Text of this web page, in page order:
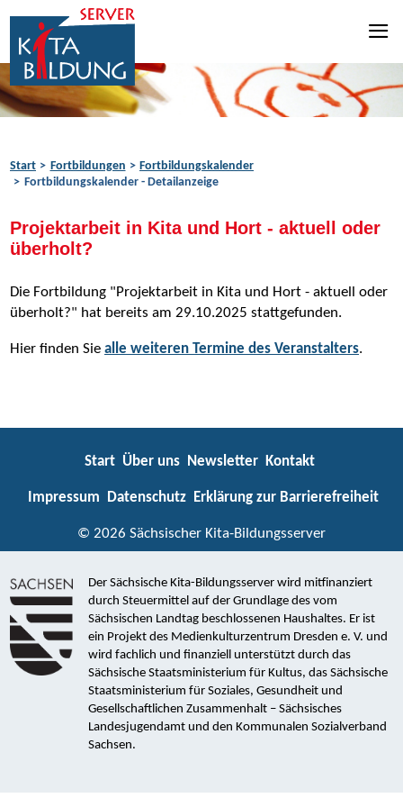
Zum Inhalt springen
Zur Navigation springen
Zum Fußbereich springen
Start Fortbildungen
Fortbildungskalender
Fortbildungskalender - Detailanzeige
Projektarbeit in Kita und Hort - aktuell oder
überholt?
Die Fortbildung "Projektarbeit in Kita und Hort - aktuell oder
überholt?" hat bereits am 29.10.2025 stattgefunden.
Hier finden Sie alle weiteren Termine des Veranstalters.
Start Über uns Newsletter Kontakt
Impressum Datenschutz Erklärung zur Barrierefreiheit
© 2026 Sächsischer Kita-Bildungsserver
Der Sächsische Kita-Bildungsserver wird mitfinanziert
durch Steuermittel auf der Grundlage des vom
Sächsischen Landtag beschlossenen Haushaltes. Er ist
ein Projekt des Medienkulturzentrum Dresden e. V. und
wird fachlich und finanziell unterstützt durch das
Sächsische Staatsministerium für Kultus, das Sächsische
Staatsministerium für Soziales, Gesundheit und
Gesellschaftlichen Zusammenhalt – Sächsisches
Landesjugendamt und den Kommunalen Sozialverband
Sachsen.